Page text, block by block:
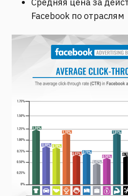
Средняя цена за
Facebook по отраслям